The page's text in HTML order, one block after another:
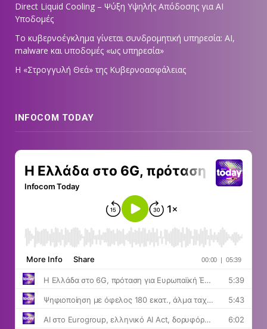
Direct Liquid Cooling – Ψύξη Υψηλής Απόδοσης για AI
Υποδομές
Το κυβερνοέγκλημα γίνεται συνδρομητική υπηρεσία: AI,
malware και υποδομές «ως υπηρεσία»
Η «Στρογγυλή Θεά» της Κυβερνοασφάλειας
INFOCOM TODAY